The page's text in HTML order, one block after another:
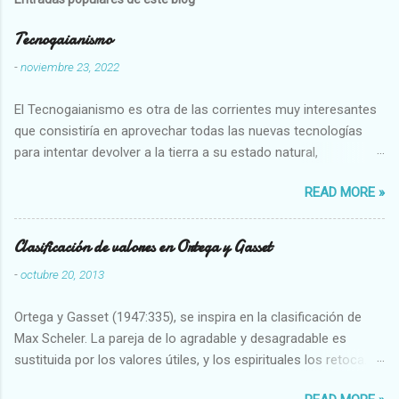
Tecnogaianismo
-noviembre 23, 2022
El Tecnogaianismo es otra de las corrientes muy interesantes
que consistiría en aprovechar todas las nuevas tecnologías
para intentar devolver a la tierra a su estado natural,
READ MORE »
Clasificación de valores en Ortega y Gasset
-octubre 20, 2013
Ortega y Gasset (1947:335), se inspira en la clasificación de
Max Scheler. La pareja de lo agradable y desagradable es
sustituida por los valores útiles, y los espirituales los retoca.